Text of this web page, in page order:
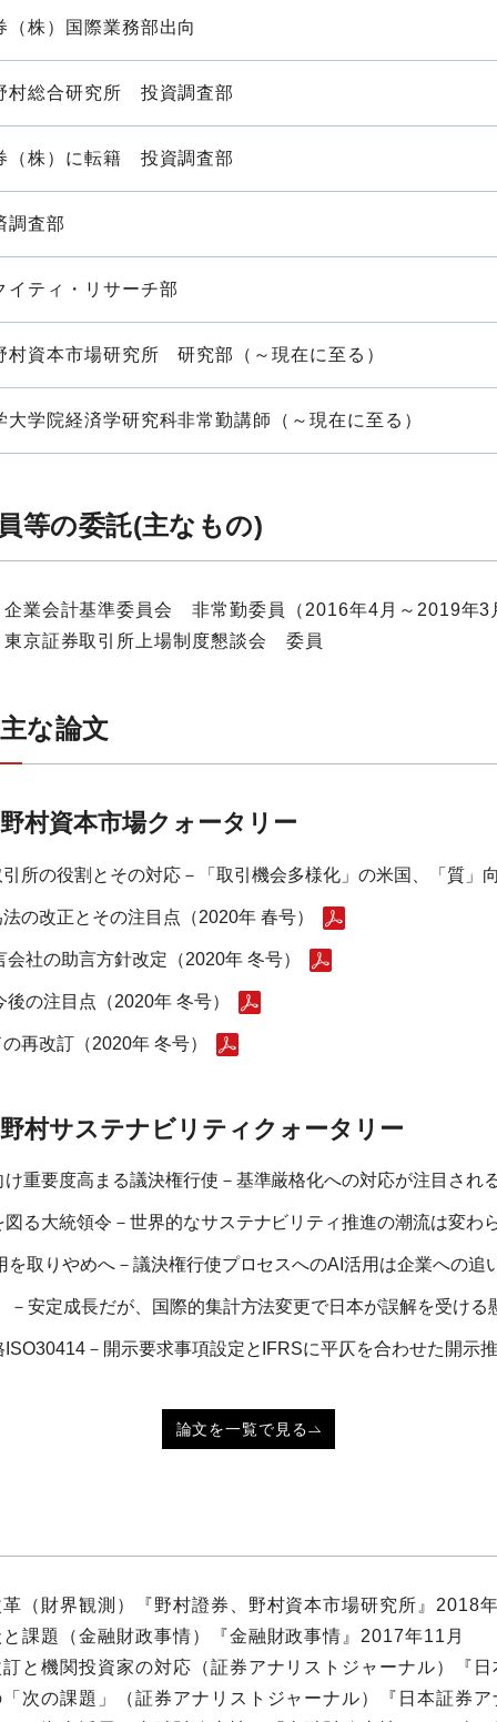
（株）国際業務部出向
村総合研究所 投資調査部
（株）に転籍 投資調査部
査部
ティ・リサーチ部
村資本市場研究所 研究部（～現在に至る）
大学院経済学研究科非常勤講師（～現在に至る）
等の委託(主なもの)
企業会計基準委員会 非常勤委員（2016年4月～2019年3
東京証券取引所上場制度懇談会 委員
主な論文
野村資本市場クォータリー
所の役割とその対応－「取引機会多様化」の米国、「質」
の改正とその注目点（2020年 春号）
社の助言方針改定（2020年 冬号）
の注目点（2020年 冬号）
再改訂（2020年 冬号）
野村サステナビリティクォータリー
重要度高まる議決権行使－基準厳格化への対応が注目され
る大統領令－世界的なサステナビリティ推進の潮流は変わ
取りやめへ－議決権行使プロセスへのAI活用は企業への追
安定成長だが、国際的集計方法変更で日本が誤解を受ける
－開示要求事項設定とIFRSに平仄を合わせた開示
論文を一覧で見る
（財界観測）『野村證券、野村資本市場研究所』2018
課題（金融財政事情）『金融財政事情』2017年11月
と機関投資家の対応（証券アナリストジャーナル）『
次の課題」（証券アナリストジャーナル）『日本証券